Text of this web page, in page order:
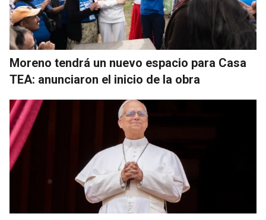
Moreno tendrá un nuevo espacio para Casa
TEA: anunciaron el inicio de la obra